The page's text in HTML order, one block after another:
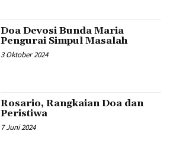
Doa Devosi Bunda Maria
Pengurai Simpul Masalah
3 Oktober 2024
Rosario, Rangkaian Doa dan
Peristiwa
7 Juni 2024